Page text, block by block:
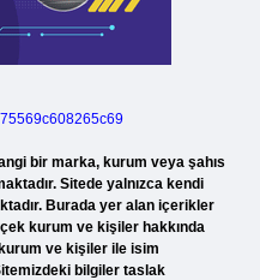
bir marka, kurum veya şahıs
Sitede yalnızca kendi
Burada yer alan içerikler
kurum ve kişiler hakkında
ve kişiler ile isim
bilgiler taslak